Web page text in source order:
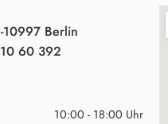
10997 Berlin
60 392
10:00 - 18:00 Uhr